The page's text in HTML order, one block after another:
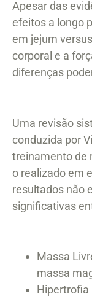
Apesar das
efeitos a longo
em jejum
corporal e a
diferenças
Uma revisão
conduzida por
treinamento de
o realizado em
resultados não
significativas
Massa
massa
Hipertrofia